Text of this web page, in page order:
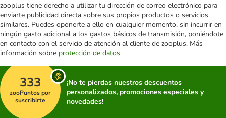
zooplus tiene derecho a utilizar tu dirección de correo electrónico para
enviarte publicidad directa sobre sus propios productos o servicios
similares. Puedes oponerte a ello en cualquier momento, sin incurrir en
ningún gasto adicional a los gastos básicos de transmisión, poniéndote
en contacto con el servicio de atención al cliente de zooplus. Más
información sobre protección de datos
333
zooPuntos por
suscribirte
¡No te pierdas nuestros descuentos
personalizados, promociones especiales y
novedades!